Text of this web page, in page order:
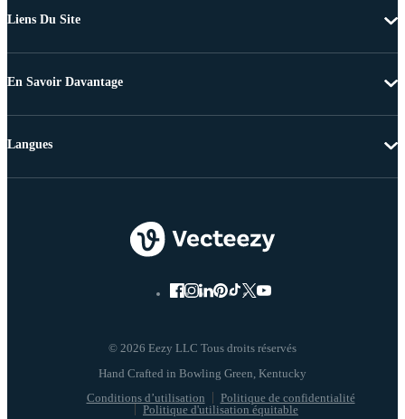
Liens Du Site
En Savoir Davantage
© 2026 Eezy LLC Tous droits réservés
Conditions d’utilisation
Politique de confidentialité
Politique d'utilisation équitable
Langues